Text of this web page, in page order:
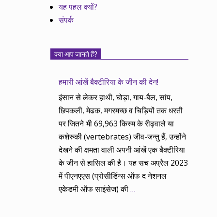
यह पहल क्यों?
संपर्क
क्या आप जानते हैं?
हमारी आंखें बैक्टीरिया के जीन की देन!
इंसान से लेकर हाथी, घोड़ा, गाय-बैल, सांप,
छिपकली, मेढक, मगरमच्छ व चिड़ियों तक धरती
पर जितने भी 69,963 किस्म के रीढ़वाले या
कशेरुकी (vertebrates) जीव-जन्तु हैं, उन्होंने
देखने की क्षमता वाली अपनी आंखें एक बैक्टीरिया
के जीन से हासिल की है। यह सच अप्रैल 2023
में पीएनएएस (प्रोसीडिंग्स ऑफ द नेशनल
एकेडमी ऑफ साइंसेज) की…